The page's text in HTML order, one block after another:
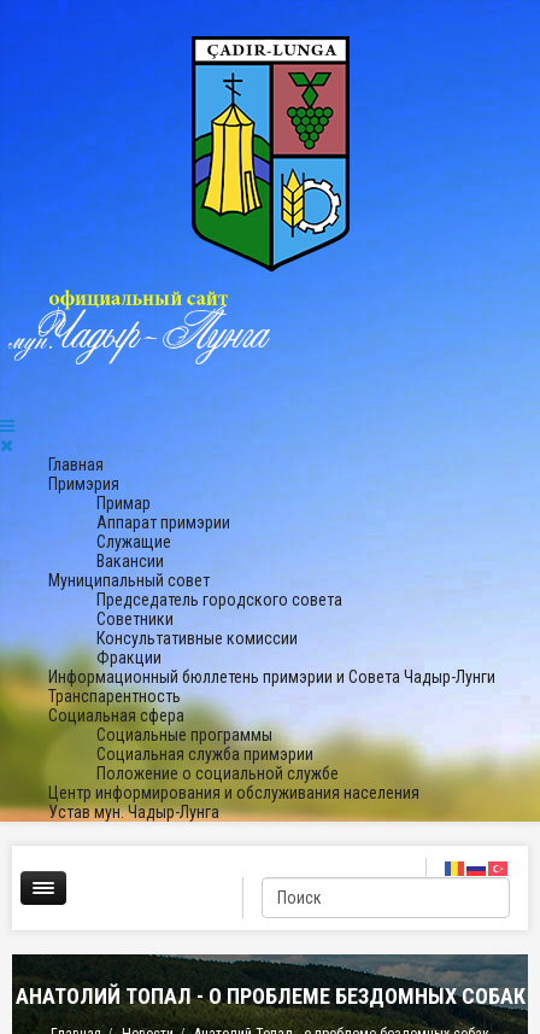
Главная
Примэрия
Примар
Аппарат примэрии
Служащие
Вакансии
Муниципальный совет
Председатель городского совета
Советники
Консультативные комиссии
Фракции
Информационный бюллетень примэрии и Совета Чадыр-Лунги
Транспарентность
Социальная сфера
Социальные программы
Социальная служба примэрии
Положение о социальной службе
Центр информирования и обслуживания населения
Устав мун. Чадыр-Лунга
АНАТОЛИЙ ТОПАЛ - О ПРОБЛЕМЕ БЕЗДОМНЫХ СОБАК